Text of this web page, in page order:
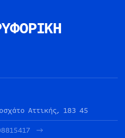
Αττικής, 183 45